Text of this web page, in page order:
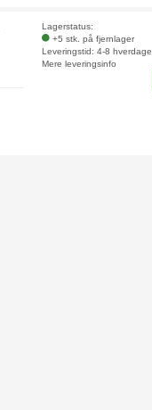
Lagerstatus:
+5 stk. på fjernlager
Leveringstid: 4-8 hverdage
Mere leveringsinfo